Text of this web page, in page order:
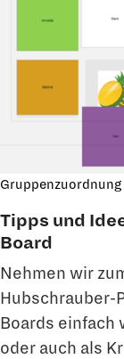
Tipps und
Board
Nehmen wir
Hubschrauber-
Boards einfach
oder auch als